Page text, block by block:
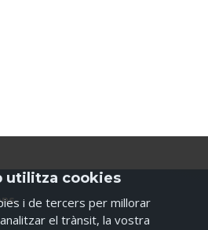
utilitza cookies
i de tercers per millorar
analitzar el trànsit, la vostra